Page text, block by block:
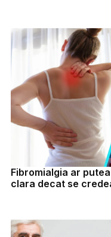
Fibromialgia ar
clara decat se